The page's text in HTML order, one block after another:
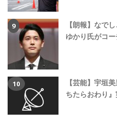
【朗報】なで
ゆかり氏がコー
【芸能】宇垣
ちたらおわり